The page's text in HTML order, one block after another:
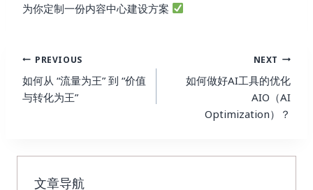
为你定制一份内容中心建设方案
Post
Navigation
PREVIOUS
如何从 “流量为王” 到 “价值
与转化为王”
NEXT
如何做好AI工具的优化
AIO（AI
Optimization）？
文章导航